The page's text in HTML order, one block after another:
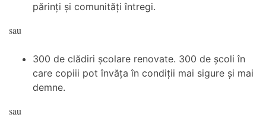
părinți și comunități întregi.
sau
300 de clădiri școlare renovate. 300 de școli în
care copiii pot învăța în condiții mai sigure și mai
demne.
sau